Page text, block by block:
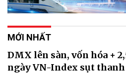
MỚI NHẤT
DMX lên sàn, vốn hóa +
ngày VN-Index sụt